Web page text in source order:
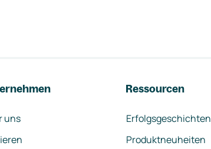
uns
Ressourcen
Erfolgsgeschichten
Produktneuheiten